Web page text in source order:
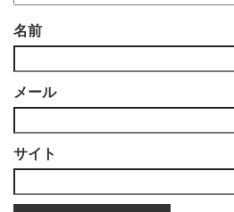
名前
メール
サイト